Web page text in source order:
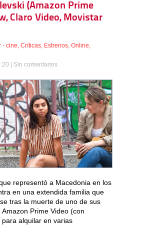
(Amazon Prime
Claro Video, Movistar
- cine, Críticas, Estrenos, Online,
| Sin comentarios
representó a Macedonia en los
en una extendida familia que
tras la muerte de uno de sus
Amazon Prime Video (con
alquilar en varias